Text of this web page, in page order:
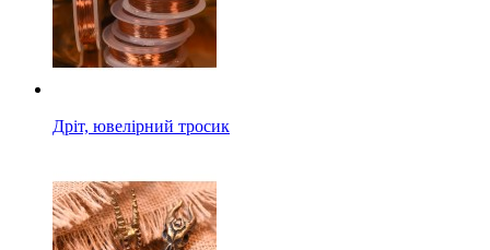
Дріт, ювелірний тросик